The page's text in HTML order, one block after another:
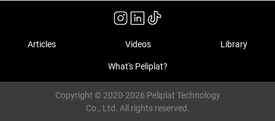
Articles Videos Library
What's Peliplat?
Copyright © 2020-2026 Peliplat Technology
Co., Ltd. All rights reserved.